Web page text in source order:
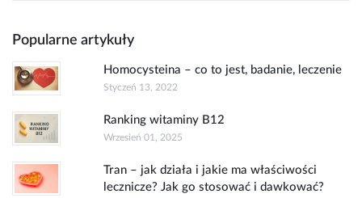
Popularne artykuły
Homocysteina – co to jest, badanie, leczenie
Styczeń 13, 2022
Ranking witaminy B12
Wrzesień 01, 2025
Tran – jak działa i jakie ma właściwości
lecznicze? Jak go stosować i dawkować?